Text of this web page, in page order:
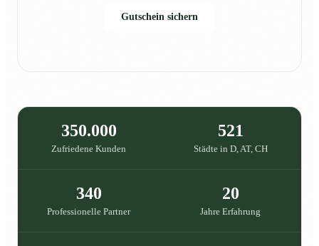
Gutschein sichern
350.000
Zufriedene Kunden
521
Städte in D, AT, CH
340
Professionelle Partner
20
Jahre Erfahrung